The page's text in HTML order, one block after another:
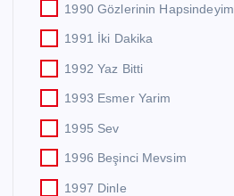
1990 Gözlerinin Hapsindeyim
1991 İki Dakika
1992 Yaz Bitti
1993 Esmer Yarim
1995 Sev
1996 Beşinci Mevsim
1997 Dinle